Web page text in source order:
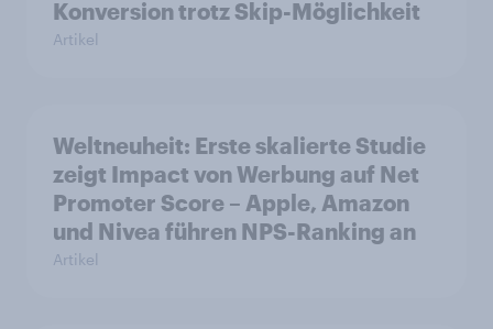
Konversion trotz Skip-Möglichkeit
Artikel
Weltneuheit: Erste skalierte Studie
zeigt Impact von Werbung auf Net
Promoter Score – Apple, Amazon
und Nivea führen NPS-Ranking an
Artikel